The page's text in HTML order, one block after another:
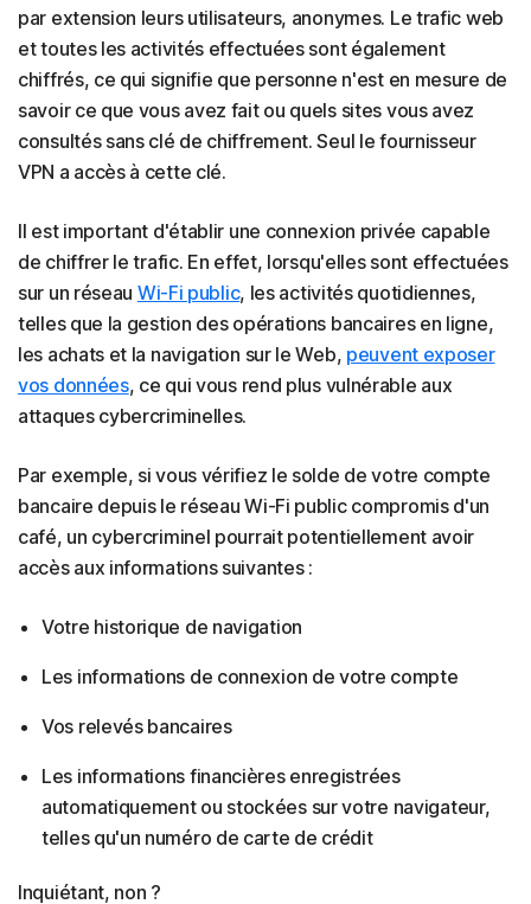
par extension leurs utilisateurs, anonymes. Le trafic web
et toutes les activités effectuées sont également
chiffrés, ce qui signifie que personne n'est en mesure de
savoir ce que vous avez fait ou quels sites vous avez
consultés sans clé de chiffrement. Seul le fournisseur
VPN a accès à cette clé.
Il est important d'établir une connexion privée capable
de chiffrer le trafic. En effet, lorsqu'elles sont effectuées
sur un réseau Wi-Fi public, les activités quotidiennes,
telles que la gestion des opérations bancaires en ligne,
les achats et la navigation sur le Web, peuvent exposer
vos données, ce qui vous rend plus vulnérable aux
attaques cybercriminelles.
Par exemple, si vous vérifiez le solde de votre compte
bancaire depuis le réseau Wi-Fi public compromis d'un
café, un cybercriminel pourrait potentiellement avoir
accès aux informations suivantes :
Votre historique de navigation
Les informations de connexion de votre compte
Vos relevés bancaires
Les informations financières enregistrées
automatiquement ou stockées sur votre navigateur,
telles qu'un numéro de carte de crédit
Inquiétant, non ?